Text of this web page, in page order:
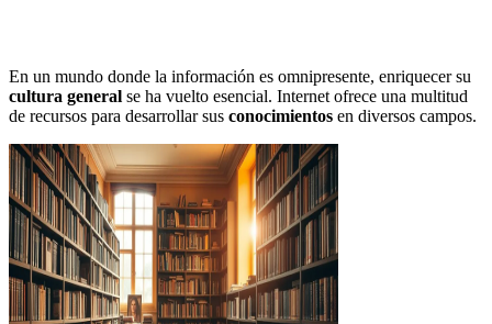
En un mundo donde la información es omnipresente, enriquecer su
cultura general se ha vuelto esencial. Internet ofrece una multitud
de recursos para desarrollar sus conocimientos en diversos campos.